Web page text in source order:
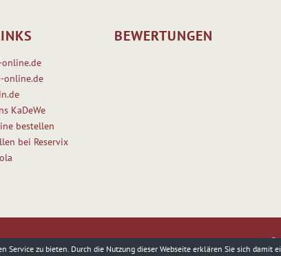
online.de
KaDeWe
bestellen
bei Reservix
BEWERTUNGEN
©
Service zu bieten. Durch die Nutzung dieser Webseite erklären Sie sich damit